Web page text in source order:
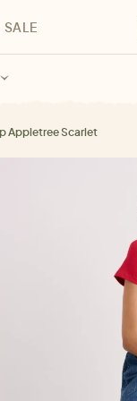
für Kinder
SALE
Appletree Scarlet